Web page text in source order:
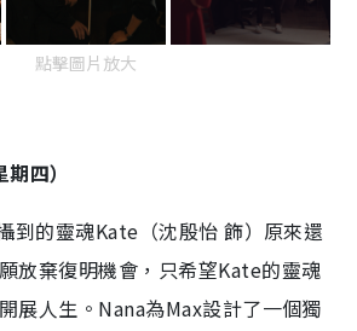
點擊圖片放大
四）
到的靈魂Kate（沈殷怡 飾）原來還
放棄復明機會，只希望Kate的靈魂
展人生。Nana為Max設計了一個獨